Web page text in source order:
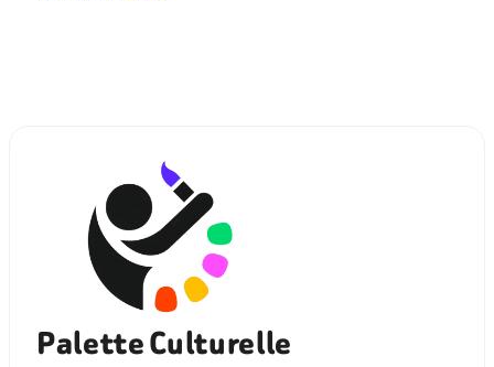
Palette Culturelle